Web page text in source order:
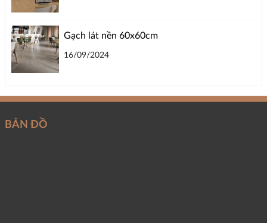
Gạch lát nền 60x60cm
16/09/2024
BẢN ĐỒ